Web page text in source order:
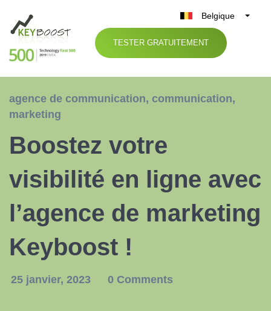
Belgique
België
Nederland
TESTER GRATUITEMENT
agence de communication, communication,
marketing
Boostez votre
visibilité en ligne avec
l’agence de marketing
Keyboost !
25 janvier, 2023 0 Comments